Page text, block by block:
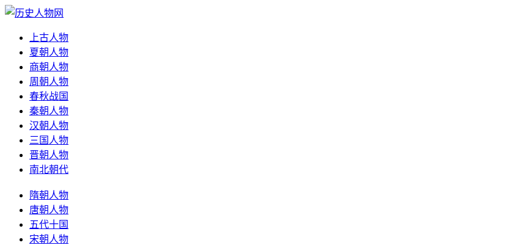
上古人物
夏朝人物
商朝人物
周朝人物
春秋战国
秦朝人物
汉朝人物
三国人物
晋朝人物
南北朝代
隋朝人物
唐朝人物
五代十国
宋朝人物